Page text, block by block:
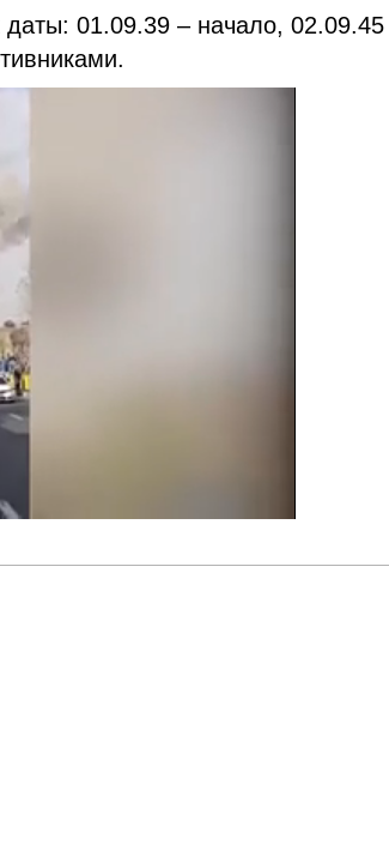
01.09.39 – начало, 02.09.45